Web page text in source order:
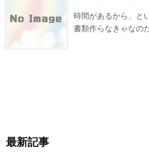
時間があるから、と
書類作らなきゃなの
最新記事